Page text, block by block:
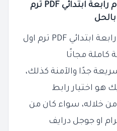
تحميل امتحانات علوم رابعة ابتدائي PDF ترم
بالحل
تحميل امتحانات علوم رابعة ابتدائي PDF ترم اول
كاملة مجانًا
جدًا والآمنة كذلك،
هو اختيار رابط
خلاله، سواء كان من
او جوجل درايف